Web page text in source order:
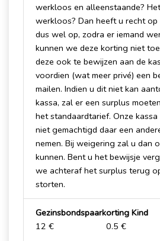
werkloos en alleenstaande?
werkloos? Dan heeft u recht
dus wel op, zodra er iemand
kunnen we deze korting niet
deze ook te bewijzen aan de
voordien (wat meer privé) een
mailen. Indien u dit niet kan
kassa, zal er een surplus
het standaardtarief. Onze
niet gemachtigd daar een
nemen. Bij weigering zal u dan
kunnen. Bent u het bewijsje
we achteraf het surplus terug
storten.
Gezinsbondspaarkorting Kind
12 €
0.5 €